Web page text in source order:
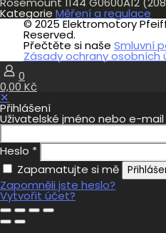
Kategorie Měření a regulace
© 2025 Elektromotory
Reserved.
Přečtěte si naše Smluvní
Zásady ochrany osobních
0
0,00 Kč
✕
Přihlášení
Uživatelské jméno nebo e-mail
Heslo *
Zapamatujte si mě
Zapomněli jste heslo?
Vytvořit účet?